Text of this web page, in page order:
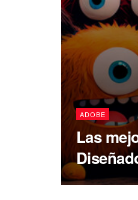
ADOBE
Las